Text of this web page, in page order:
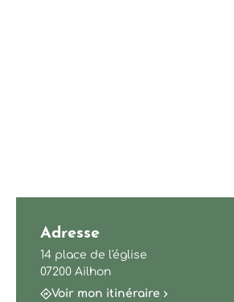
Adresse
14 place de l'église
07200 Ailhon
Voir mon itinéraire